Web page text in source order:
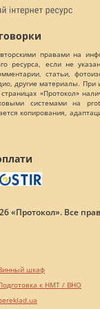
правами на
ресурса, если не
статьи,
другие материалы. При
«Протокол»
системами на
копирования,
«Протокол». Все
шкаф
к НМТ / ВНО